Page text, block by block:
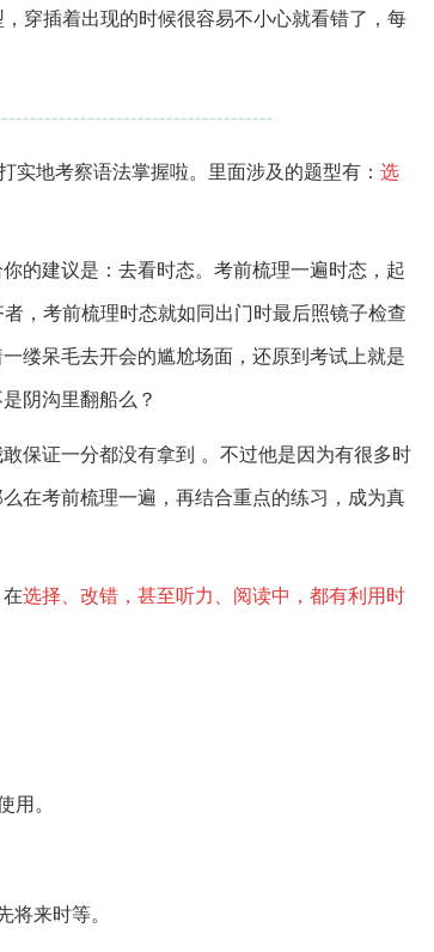
穿插着出现的时候很容易不小心就看错了，每
实地考察语法掌握啦。里面涉及的题型有： 选
的建议是：去看时态。考前梳理一遍时态，起
，考前梳理时态就如同出门时最后照镜子检查
缕呆毛去开会的尴尬场面，还原到考试上就是
阴沟里翻船么？
保证一分都没有拿到 。 不过他是因为有很多时
在考前梳理一遍，再结合重点的练习，成为真
选择、改错，甚至听力、阅读中，都有利用时
用。
将来时等。